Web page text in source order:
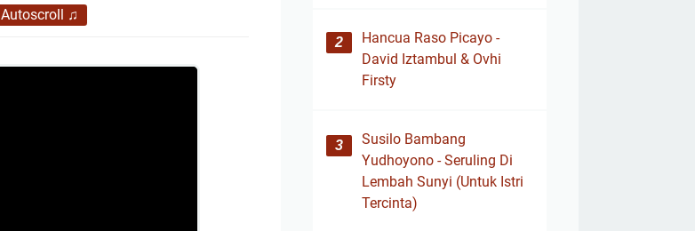
Autoscroll ♫
Hancua Raso Picayo -
David Iztambul & Ovhi
Firsty
Susilo Bambang
Yudhoyono - Seruling Di
Lembah Sunyi (Untuk Istri
Tercinta)